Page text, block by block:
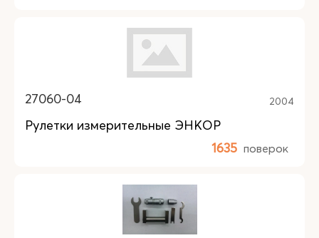
27060-04 2004
Рулетки измерительные ЭНКОР
1635 поверок